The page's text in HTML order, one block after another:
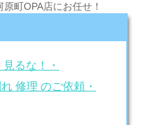
町OPA店にお任せ！
るな！・
修理 のご依頼・